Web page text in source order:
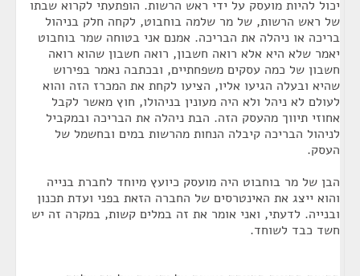
יכול להיות מועסק על ידי ראש הרשות. הופתעתי לקרוא שבתו
של ראש הרשות, של מר שלמה בוחבוט, לקחה חלק בניהול
בריכה או ניהלה את הבריכה. אמנם אני בטוחה שמר בוחבוט
יאמר שלא היא אלא רואה חשבון, רואה חשבון שהוא רואה
חשבון של כמה עסקים משפחתיים, ובכתבה נאמר בפירוש
שהיא ובעלה הגיעו אליו, הציעו לקחת את המכרז הזה והוא
לעולם לא ניהל ולא היה מעונין בניהולו, חוץ מאשר לקבל
אחוזי תיווך מהעסק הזה. הבת ניהלה את הבריכה ובמקביל
לניהול הבריכה קיבלה הנחות מהרשות במים ובחשמל של
העסק.
הבן של מר בוחבוט היה מועסק כיועץ מיוחד לחברת בנייה
והוא ייצג את האינטרסים של החברה הזאת בפני ועדת תכנון
ובנייה. לדעתי, ואני אומר את זה במלים קשות, במקרה זה יש
חשד כבד לשוחד.